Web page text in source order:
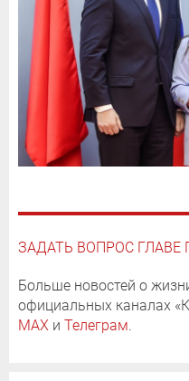
ЗАДАТЬ ВОПРОС ГЛАВЕ
Больше новостей о
официальных каналах
MAX и Телеграм.